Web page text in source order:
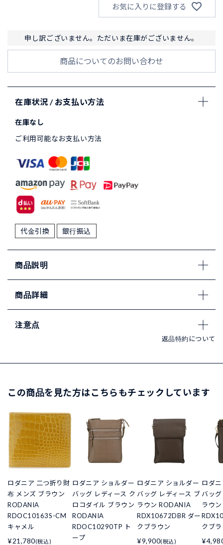
お気に入りに登録する
申し訳ございません。ただいま在庫がございません。
商品についてのお問い合わせ
在庫状況 / お支払い方法
在庫なし
ご利用可能なお支払い方法
代金引換 銀行振込
商品説明
商品詳細
注意点
返品特約について
この商品を見た方はこちらもチェックしています
ロダニア 二つ折り財
布 メンズ ブラウン
RODANIA
RDOC10163S-CM
キャメル
¥21,780(税込)
ロダニア ショルダー
バッグ レディース ク
ロコダイル ブラウン
RODANIA
RDOC10290TP ト
ープ
ロダニア ショルダー
バッグ レディース ブ
ラウン RODANIA
RDX10672DBR ダー
クブラウン
¥9,900(税込)
ロダ
バッ
ラウ
クブ